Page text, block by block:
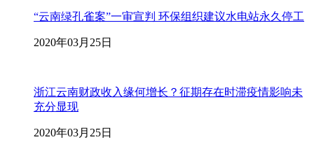
“云南绿孔雀案”一审宣判 环保组织建议水电站永久停工
2020年03月25日
浙江云南财政收入缘何增长？征期存在时滞疫情影响未
充分显现
2020年03月25日